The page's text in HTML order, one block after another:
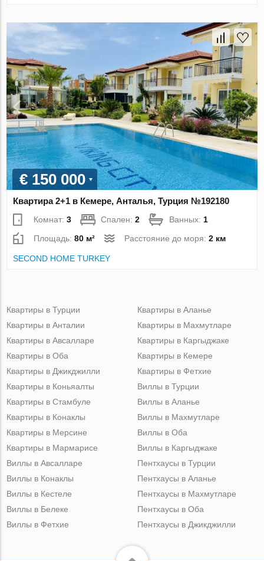
€ 150 000
Квартира 2+1 в Кемере, Анталья, Турция №192180
Комнат:3 Спален:2 Ванных: 1
Площадь:80 м² Расстояние до моря:2 км
SECOND HOME TURKEY
Квартиры в Турции
Квартиры в Анталии
Квартиры в Авсалларе
Квартиры в Оба
Квартиры в Джикджилли
Квартиры в Аланье
Квартиры в Махмутларе
Квартиры в Каргыджаке
Квартиры в Кемере
Квартиры в Фетхие
Квартиры в Коньяалты
Квартиры в Стамбуле
Квартиры в Конаклы
Квартиры в Мерсине
Квартиры в Мармарисе
Виллы в Турции
Виллы в Аланье
Виллы в Махмутларе
Виллы в Оба
Виллы в Каргыджаке
Виллы в Авсалларе
Виллы в Конаклы
Виллы в Кестеле
Виллы в Белеке
Виллы в Фетхие
Пентхаусы в Турции
Пентхаусы в Аланье
Пентхаусы в Махмутларе
Пентхаусы в Оба
Пентхаусы в Джикджилли